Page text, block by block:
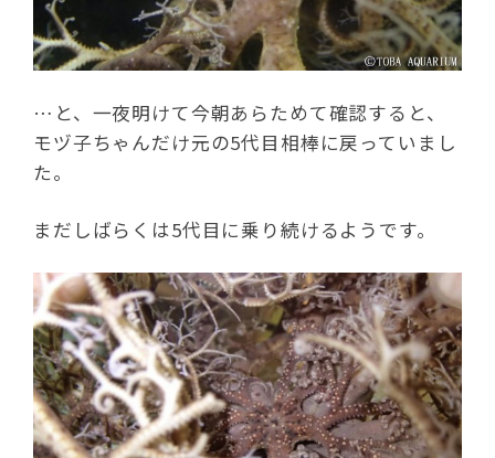
…と、一夜明けて今朝あらためて確認すると、
モヅ子ちゃんだけ元の5代目相棒に戻っていまし
た。
まだしばらくは5代目に乗り続けるようです。